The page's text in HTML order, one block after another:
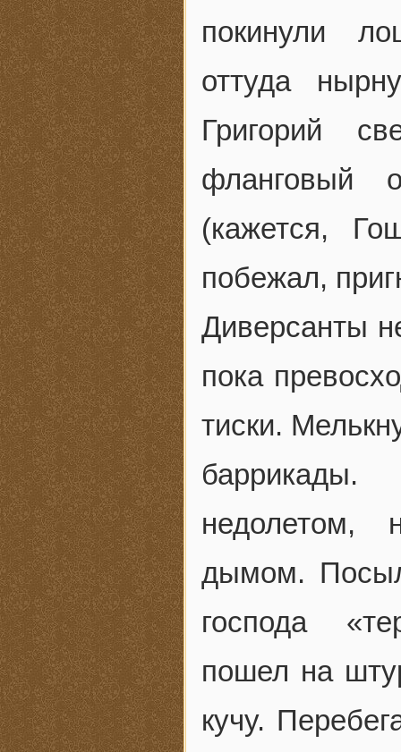
покинули
оттуда
Григорий
фланговый
(кажется,
побежал,
Диверсанты
пока
тиски.
недолетом,
дымом.
господа
пошел на
кучу.